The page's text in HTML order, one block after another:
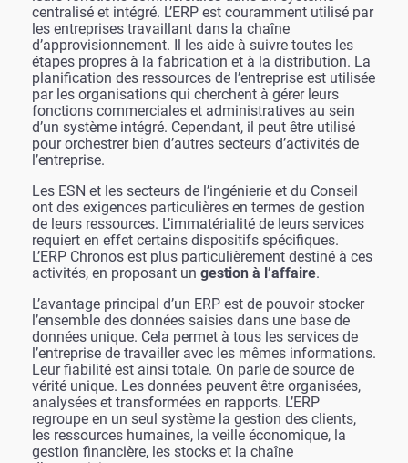
centralisé et intégré. L’ERP est couramment utilisé par
les entreprises travaillant dans la chaîne
d’approvisionnement. Il les aide à suivre toutes les
étapes propres à la fabrication et à la distribution. La
planification des ressources de l’entreprise est utilisée
par les organisations qui cherchent à gérer leurs
fonctions commerciales et administratives au sein
d’un système intégré. Cependant, il peut être utilisé
pour orchestrer bien d’autres secteurs d’activités de
l’entreprise.
Les ESN et les secteurs de l’ingénierie et du Conseil
ont des exigences particulières en termes de gestion
de leurs ressources. L’immatérialité de leurs services
requiert en effet certains dispositifs spécifiques.
L’ERP Chronos est plus particulièrement destiné à ces
activités, en proposant un gestion à l’affaire.
L’avantage principal d’un ERP est de pouvoir stocker
l’ensemble des données saisies dans une base de
données unique. Cela permet à tous les services de
l’entreprise de travailler avec les mêmes informations.
Leur fiabilité est ainsi totale. On parle de source de
vérité unique. Les données peuvent être organisées,
analysées et transformées en rapports. L’ERP
regroupe en un seul système la gestion des clients,
les ressources humaines, la veille économique, la
gestion financière, les stocks et la chaîne